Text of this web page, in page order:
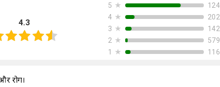
4.3
5 ★
4 ★
3 ★
2 ★
579
1
★
रोग।